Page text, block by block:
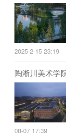
2025-2-15 23:19
陶淅川美术学
08-07 17:39